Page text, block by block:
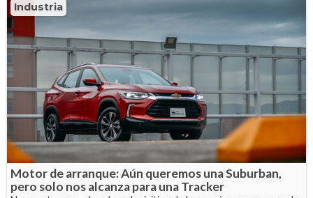
Industria
Motor de arranque: Aún queremos una Suburban,
pero solo nos alcanza para una Tracker